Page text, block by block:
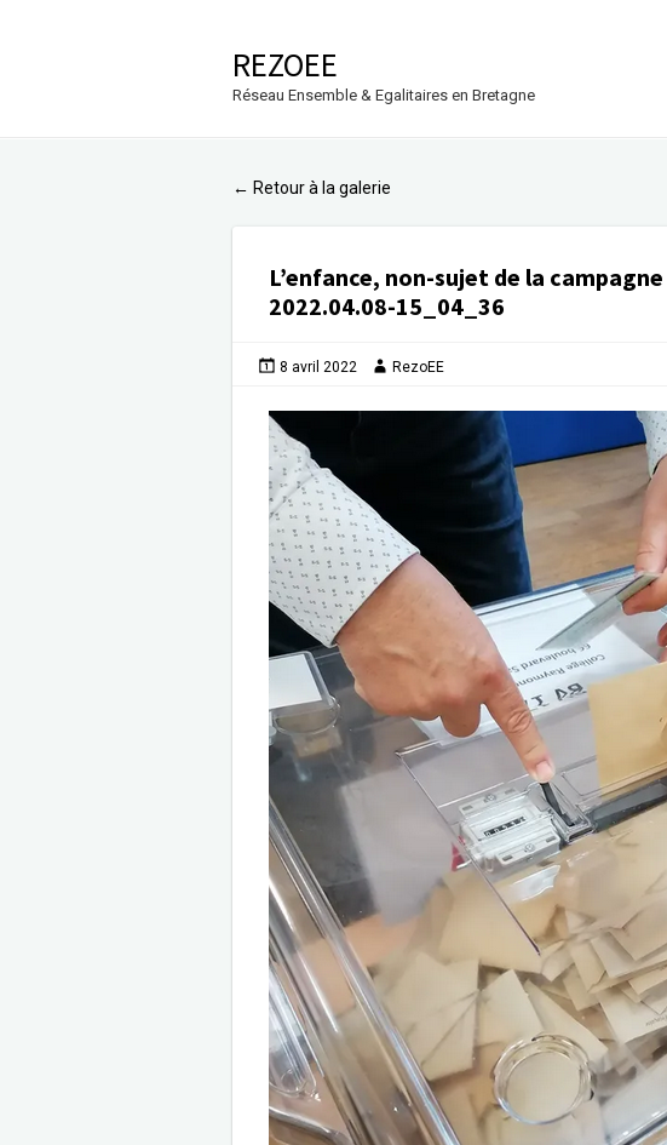
REZOEE
Réseau Ensemble & Egalitaires en Bretagne
← Retour à la galerie
L’enfance, non-sujet de la
2022.04.08-15_04_36
8 avril 2022 RezoEE